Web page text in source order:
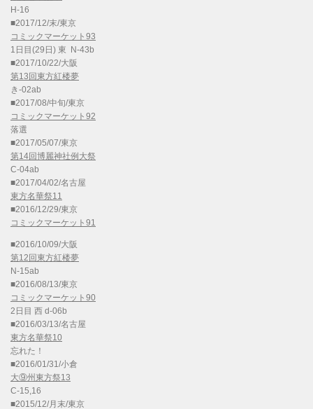
H-16
■2017/12/末/東京
コミックマーケット93
1日目(29日) 東 N-43b
■2017/10/22/大阪
第13回東方紅楼夢
き-02ab
■2017/08/中旬/東京
コミックマーケット92
落選
■2017/05/07/東京
第14回博麗神社例大祭
C-04ab
■2017/04/02/名古屋
東方名華祭11
■2016/12/29/東京
コミックマーケット91
■2016/10/09/大阪
第12回東方紅楼夢
N-15ab
■2016/08/13/東京
コミックマーケット90
2日目 西 d-06b
■2016/03/13/名古屋
東方名華祭10
忘れた！
■2016/01/31/小倉
大⑨州東方祭13
C-15,16
■2015/12/月末/東京